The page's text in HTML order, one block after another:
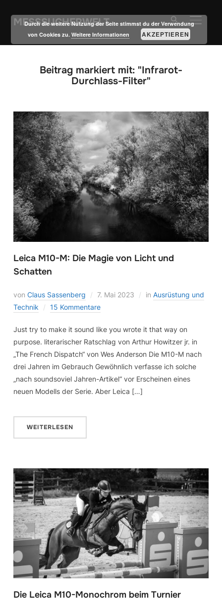
MESSSUCHERWELT
Beitrag markiert mit: "Infrarot-
Durchlass-Filter"
Leica M10-M: Die Magie von Licht und
Schatten
von Claus Sassenberg 7. Mai 2023 in Ausrüstung und
Technik
15 Kommentare
Just try to make it sound like you wrote it that way on
purpose. literarischer Ratschlag von Arthur Howitzer jr. in
„The French Dispatch“ von Wes Anderson Die M10-M nach
drei Jahren im Gebrauch Gewöhnlich verfasse ich solche
„nach soundsoviel Jahren-Artikel“ vor Erscheinen eines
neuen Modells der Serie. Aber Leica […]
WEITERLESEN
Die Leica M10-Monochrom beim Turnier
Durch die weitere Nutzung der Seite stimmst du der Verwendung
von Cookies zu.Weitere Informationen AKZEPTIEREN